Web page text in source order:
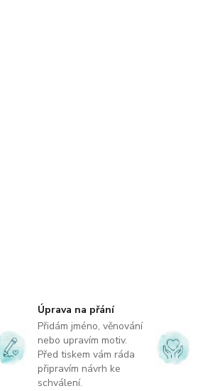
Úprava na přání
Přidám jméno, věnování
nebo upravím motiv.
Před tiskem vám ráda
připravím návrh ke
schválení.